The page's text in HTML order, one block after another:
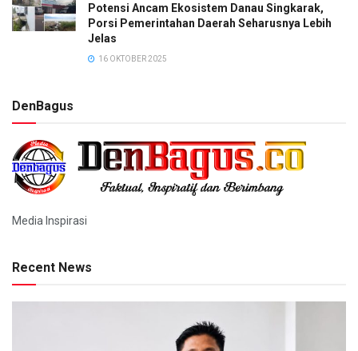
Potensi Ancam Ekosistem Danau Singkarak,
Porsi Pemerintahan Daerah Seharusnya Lebih
Jelas
16 OKTOBER 2025
DenBagus
Media Inspirasi
Recent News